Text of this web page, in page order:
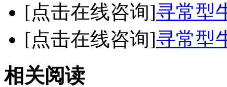
[点击在线咨询]寻常型
[点击在线咨询]寻常型
相关阅读